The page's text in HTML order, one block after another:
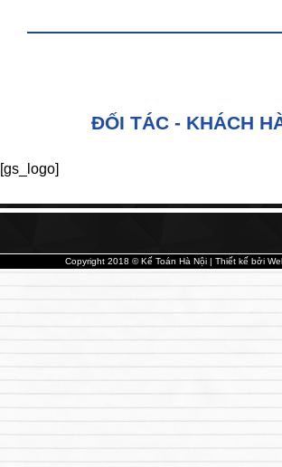
ĐỐI TÁC - KHÁCH
[gs_logo]
Copyright 2018 © Kế Toán Hà Nội | Thiết kế bởi